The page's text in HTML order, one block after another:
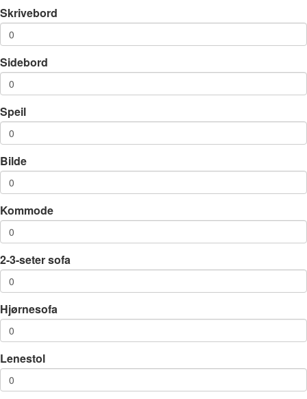
Skrivebord
Sidebord
Speil
Bilde
Kommode
2-3-seter sofa
Hjørnesofa
Lenestol